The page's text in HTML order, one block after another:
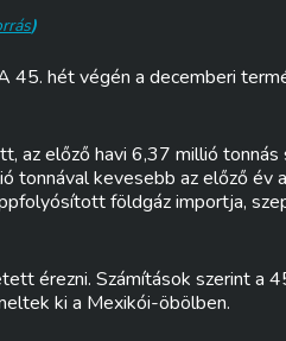
)
45. hét végén a decemberi
az előző havi 6,37 millió tonnás
tonnával kevesebb az előző év
földgáz importja,
érezni. Számítások szerint a
ki a Mexikói-öbölben.